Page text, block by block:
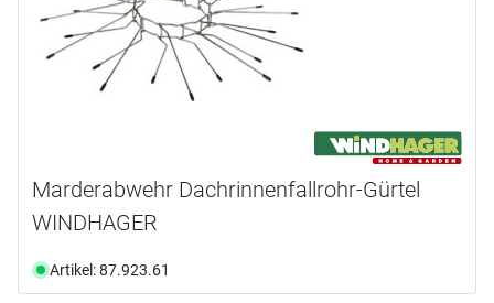
Marderabwehr Dachrinnenfallrohr-Gürtel
WINDHAGER
Artikel: 87.923.61